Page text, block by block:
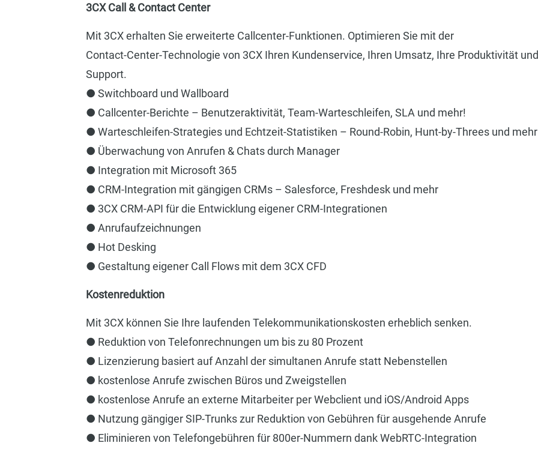
3CX Call & Contact Center
Mit 3CX erhalten Sie erweiterte Callcenter-Funktionen. Optimieren Sie mit der
Contact-Center-Technologie von 3CX Ihren Kundenservice, Ihren Umsatz, Ihre Produktivität
Support.
● Switchboard und Wallboard
● Callcenter-Berichte – Benutzeraktivität, Team-Warteschleifen, SLA und mehr!
● Warteschleifen-Strategies und Echtzeit-Statistiken – Round-Robin, Hunt-by-Threes und mehr
● Überwachung von Anrufen & Chats durch Manager
● Integration mit Microsoft 365
● CRM-Integration mit gängigen CRMs – Salesforce, Freshdesk und mehr
● 3CX CRM-API für die Entwicklung eigener CRM-Integrationen
● Anrufaufzeichnungen
● Hot Desking
● Gestaltung eigener Call Flows mit dem 3CX CFD
Kostenreduktion
Mit 3CX können Sie Ihre laufenden Telekommunikationskosten erheblich senken.
● Reduktion von Telefonrechnungen um bis zu 80 Prozent
● Lizenzierung basiert auf Anzahl der simultanen Anrufe statt Nebenstellen
● kostenlose Anrufe zwischen Büros und Zweigstellen
● kostenlose Anrufe an externe Mitarbeiter per Webclient und iOS/Android Apps
● Nutzung gängiger SIP-Trunks zur Reduktion von Gebühren für ausgehende Anrufe
● Eliminieren von Telefongebühren für 800er-Nummern dank WebRTC-Integration